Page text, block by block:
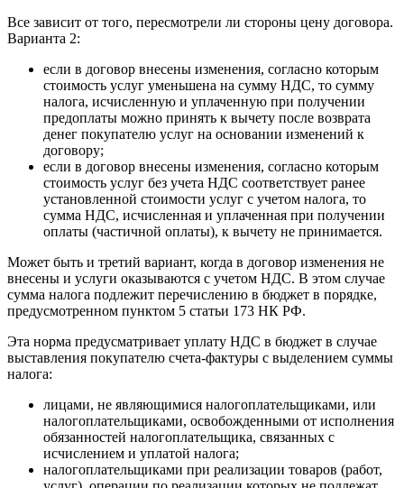
Все зависит от того, пересмотрели ли стороны цену договора.
Варианта 2:
если в договор внесены изменения, согласно которым
стоимость услуг уменьшена на сумму НДС, то сумму
налога, исчисленную и уплаченную при получении
предоплаты можно принять к вычету после возврата
денег покупателю услуг на основании изменений к
договору;
если в договор внесены изменения, согласно которым
стоимость услуг без учета НДС соответствует ранее
установленной стоимости услуг с учетом налога, то
сумма НДС, исчисленная и уплаченная при получении
оплаты (частичной оплаты), к вычету не принимается.
Может быть и третий вариант, когда в договор изменения не
внесены и услуги оказываются с учетом НДС. В этом случае
сумма налога подлежит перечислению в бюджет в порядке,
предусмотренном пунктом 5 статьи 173 НК РФ.
Эта норма предусматривает уплату НДС в бюджет в случае
выставления покупателю счета-фактуры с выделением суммы
налога:
лицами, не являющимися налогоплательщиками, или
налогоплательщиками, освобожденными от исполнения
обязанностей налогоплательщика, связанных с
исчислением и уплатой налога;
налогоплательщиками при реализации товаров (работ,